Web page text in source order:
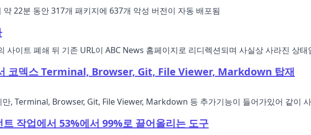
22분 동안 317개 패키지에 637개 악성 버전이 자동 배포됨
사이트 폐쇄 뒤 기존 URL이 ABC News 홈페이지로 리디렉션되며 사실상 사라진 상태
코덱스 Terminal, Browser, Git, File Viewer, Markdown 탑재
, Terminal, Browser, Git, File Viewer, Markdown 등 추가기능이 들어가있어 같이
작업에서 53%에서 99%로 끌어올리는 도구